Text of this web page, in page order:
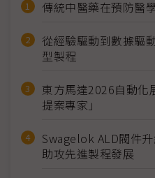
傳統中醫藥在預防醫
從經驗驅動到數據驅
型製程
東方馬達2026自動化
提案專家」
Swagelok ALD閥件
助攻先進製程發展